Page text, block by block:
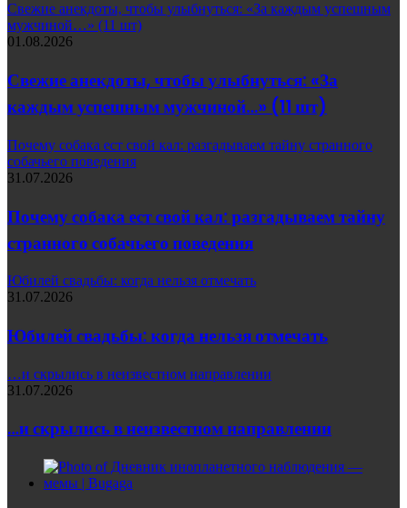
Свежие анекдоты, чтобы улыбнуться: «За каждым успешным
мужчиной…» (11 шт)
01.08.2026
Свежие анекдоты, чтобы улыбнуться: «За
каждым успешным мужчиной…» (11 шт)
Почему собака ест свой кал: разгадываем тайну странного
собачьего поведения
31.07.2026
Почему собака ест свой кал: разгадываем тайну
странного собачьего поведения
Юбилей свадьбы: когда нельзя отмечать
31.07.2026
Юбилей свадьбы: когда нельзя отмечать
…и скрылись в неизвестном направлении
31.07.2026
…и скрылись в неизвестном направлении